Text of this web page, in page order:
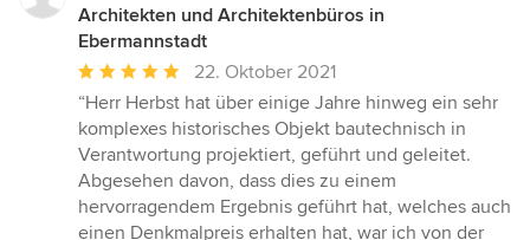
Architekten und Architektenbüros in
Ebermannstadt
Durchschnittliche
Bewertung:
5
von
5
Sternen
22. Oktober 2021
“Herr Herbst hat über einige Jahre hinweg ein sehr
komplexes historisches Objekt bautechnisch in
Verantwortung projektiert, geführt und geleitet.
Abgesehen davon, dass dies zu einem
hervorragendem Ergebnis geführt hat, welches auch
einen Denkmalpreis erhalten hat, war ich von der